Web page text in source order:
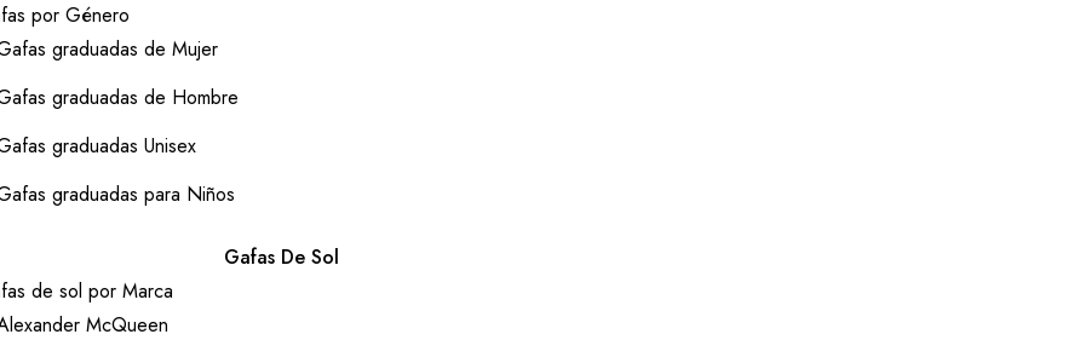
por Género
graduadas de Mujer
graduadas de Hombre
graduadas Unisex
graduadas para Niños
Gafas De Sol
de sol por Marca
McQueen